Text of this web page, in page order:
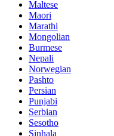
Maltese
Maori
Marathi
Mongolian
Burmese
Nepali
Norwegian
Pashto
Persian
Punjabi
Serbian
Sesotho
Sinhala